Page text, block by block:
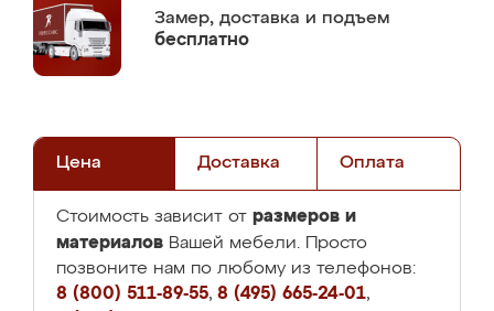
Замер, доставка и подъем
бесплатно
Цена Доставка Оплата
Стоимость зависит от размеров и
материалов Вашей мебели. Просто
позвоните нам по любому из телефонов:
8 (800) 511-89-55, 8 (495) 665-24-01,